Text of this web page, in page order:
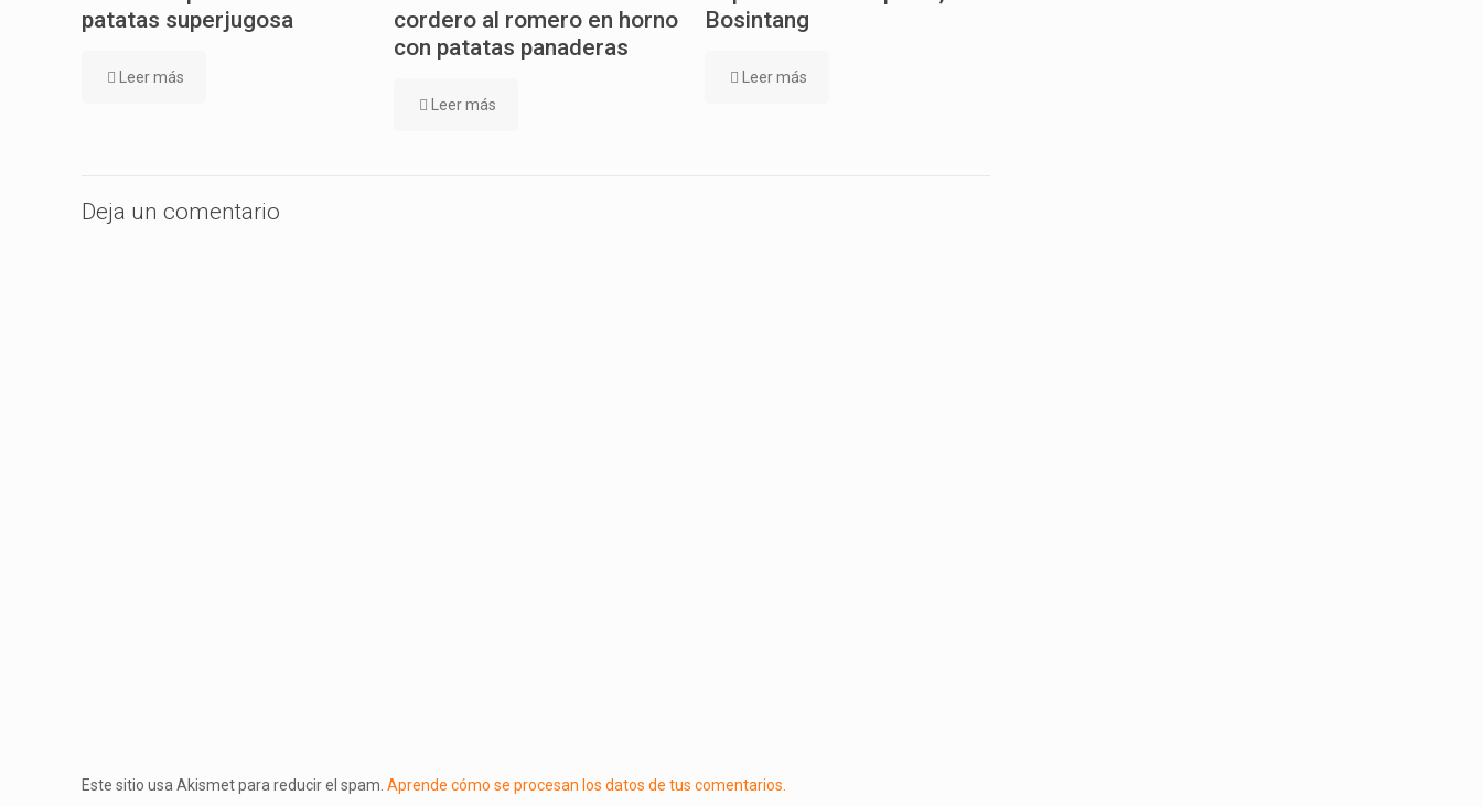
patatas superjugosa
Leer más
cordero al romero en horno
con patatas panaderas
Leer más
Bosintang
Leer más
Deja un comentario
Este sitio usa Akismet para reducir el spam. Aprende cómo se procesan los datos de tus comentarios.